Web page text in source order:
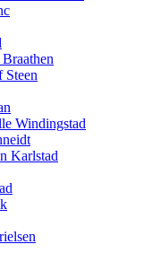
Steen
Windingstad
Karlstad